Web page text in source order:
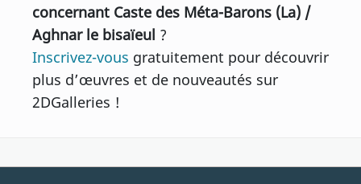
concernant Caste des Méta-Barons (La) /
Aghnar le bisaïeul ?
Inscrivez-vous gratuitement pour découvrir
plus d’œuvres et de nouveautés sur
2DGalleries !